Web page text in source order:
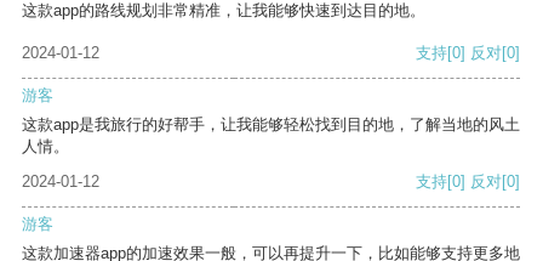
这款app的路线规划非常精准，让我能够快速到达目的地。
2024-01-12 支持[0] 反对[0]
游客
这款app是我旅行的好帮手，让我能够轻松找到目的地，了解当地的风土
人情。
2024-01-12
支持[0] 反对[0]
游客
这款加速器app的加速效果一般，可以再提升一下，比如能够支持更多地